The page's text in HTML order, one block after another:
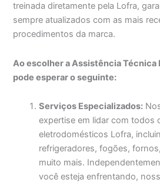
treinada diretamente pela Lofra,
sempre atualizados com as mais
procedimentos da marca.
Ao escolher a Assistência Técnica
pode esperar o seguinte:
Serviços Especializados:
expertise em lidar com todos
eletrodomésticos Lofra,
refrigeradores, fogões,
muito mais.
você esteja enfrentando,